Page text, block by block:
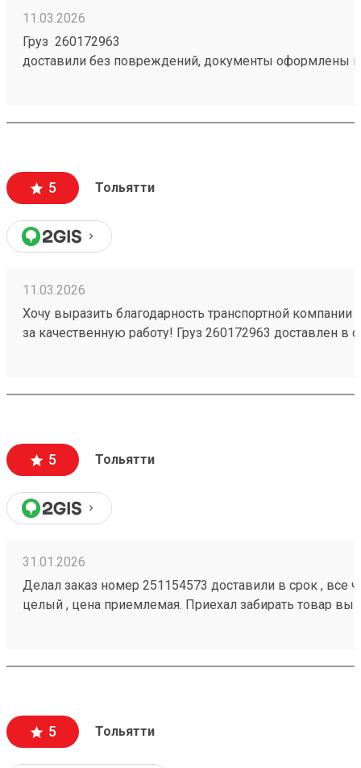
11.03.2026
Груз 260172963
доставили без повреждений, документы оформлены
5 Тольятти
11.03.2026
Хочу выразить благодарность транспортной компании
за качественную работу! Груз 260172963 доставлен в
5 Тольятти
31.01.2026
Делал заказ номер 251154573 доставили в срок , все
целый , цена приемлемая. Приехал забирать товар
5 Тольятти